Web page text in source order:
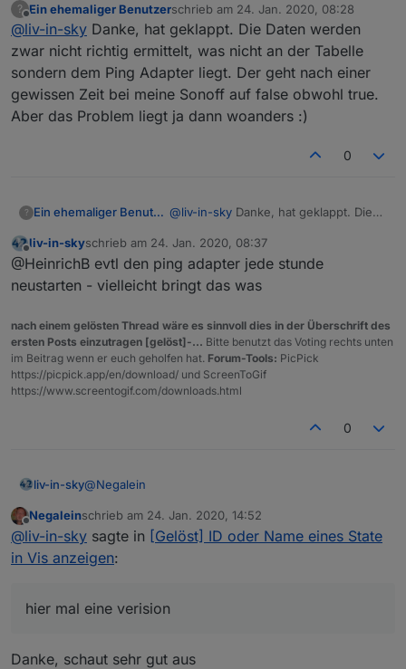
ping.0.DESKTOP-E9URGOA(SmartHome)
probiere mal
?
Offline
Ein ehemaliger Benutzerschrieb am 24. Jan. 2020, 08:28
zuletzt editiert von
@liv-in-sky Danke, hat geklappt. Die Daten werden
zwar nicht richtig ermittelt, was nicht an der Tabelle
sondern dem Ping Adapter liegt. Der geht nach einer
gewissen Zeit bei meine Sonoff auf false obwohl true.
Aber das Problem liegt ja dann woanders :)
0
? Ein ehemaliger Benutzer @liv-in-sky Danke, hat geklappt. Die
ermittelt, was nicht an der Tabelle
sondern dem Ping Adapter liegt. Der
geht nach einer gewissen Zeit bei
meine Sonoff auf false obwohl true.
woanders :)
Offline
liv-in-skyschrieb am 24. Jan. 2020, 08:37
zuletzt editiert von
@HeinrichB evtl den ping adapter jede stunde
neustarten - vielleicht bringt das was
nach einem gelösten Thread wäre es sinnvoll dies in der Überschrift des
ersten Posts einzutragen [gelöst]-... Bitte benutzt das Voting rechts unten
im Beitrag wenn er euch geholfen hat. Forum-Tools: PicPick
https://picpick.app/en/download/ und ScreenToGif
https://www.screentogif.com/downloads.html
0
liv-in-sky@Negalein
hier mal eine verision - den datenpunkt wieder
einstellen und du musst in zeile 123 deinen
hostnamen eintragen
momentan steht da:
"iobroker
Offline
Negaleinschrieb am 24. Jan. 2020, 14:52
zuletzt editiert von
@liv-in-sky sagte in [Gelöst] ID oder Name eines State
in Vis anzeigen:
hier mal eine verision
Danke, schaut sehr gut aus